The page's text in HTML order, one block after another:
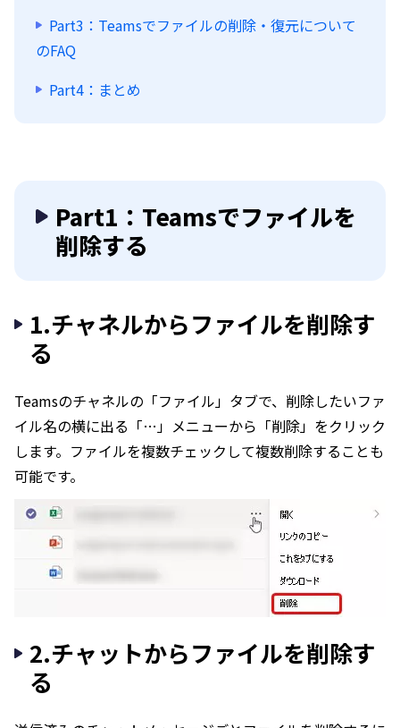
Part3：Teamsでファイルの削除・復元について
のFAQ
Part4：まとめ
Part1：Teamsでファイルを
削除する
1.チャネルからファイルを削除す
る
Teamsのチャネルの「ファイル」タブで、削除したいファ
イル名の横に出る「…」メニューから「削除」をクリック
します。ファイルを複数チェックして複数削除することも
可能です。
2.チャットからファイルを削除す
る